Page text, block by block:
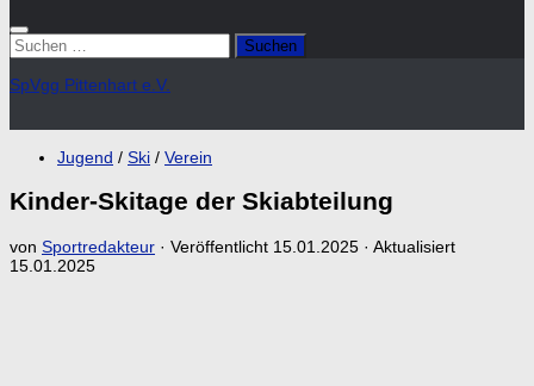
Suchen
nach:
SpVgg Pittenhart e.V.
Jugend / Ski / Verein
Kinder-Skitage der Skiabteilung
von Sportredakteur · Veröffentlicht 15.01.2025 · Aktualisiert
15.01.2025